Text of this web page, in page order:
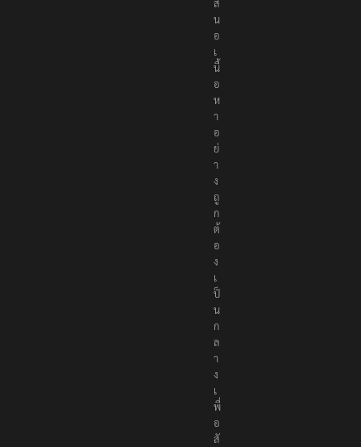
ส
น
อ
เ
นื้
อ
ห
า
อ
ย่
า
ง
ถู
ก
ต้
อ
ง
เ
ป็
น
ก
ล
า
ง
เ
พื่
อ
สั